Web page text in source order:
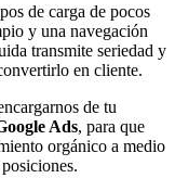
de carga de pocos
y una navegación
transmite seriedad y
en cliente.
de tu
Ads, para que
orgánico a medio